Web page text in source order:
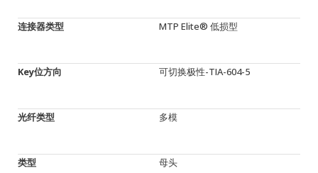
连接器类型 MTP Elite® 低损型
Key位方向 可切换极性-TIA-604-5
光纤类型 多模
类型 母头